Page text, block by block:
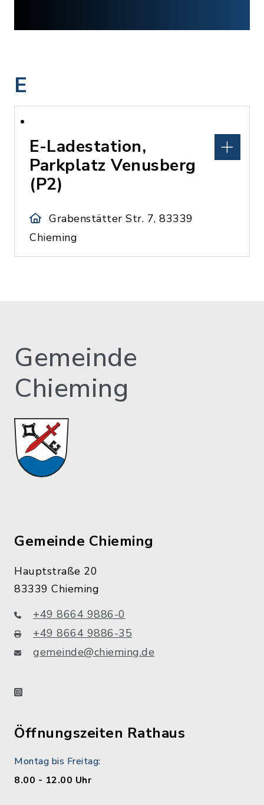
E
E-Ladestation,
Parkplatz Venusberg
(P2)
Grabenstätter Str. 7, 83339
Chieming
Gemeinde
Chieming
Gemeinde Chieming
Hauptstraße 20
83339 Chieming
+49 8664 9886-0
+49 8664 9886-35
gemeinde@chieming.de
instagram
Öffnungszeiten Rathaus
Montag bis Freitag:
8.00 - 12.00 Uhr